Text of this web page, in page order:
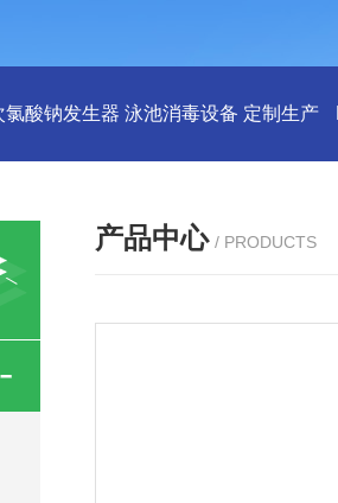
氯酸钠发生器 泳池消毒设备 定制生产
产品中心 / PRODUCTS